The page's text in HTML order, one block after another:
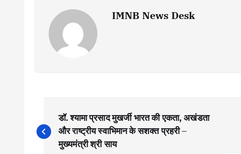
IMNB News Desk
o
डॉ. श्यामा प्रसाद मुखर्जी भारत की एकता, अखंडता
और राष्ट्रीय स्वाभिमान के सशक्त प्रहरी –
मुख्यमंत्री श्री साय